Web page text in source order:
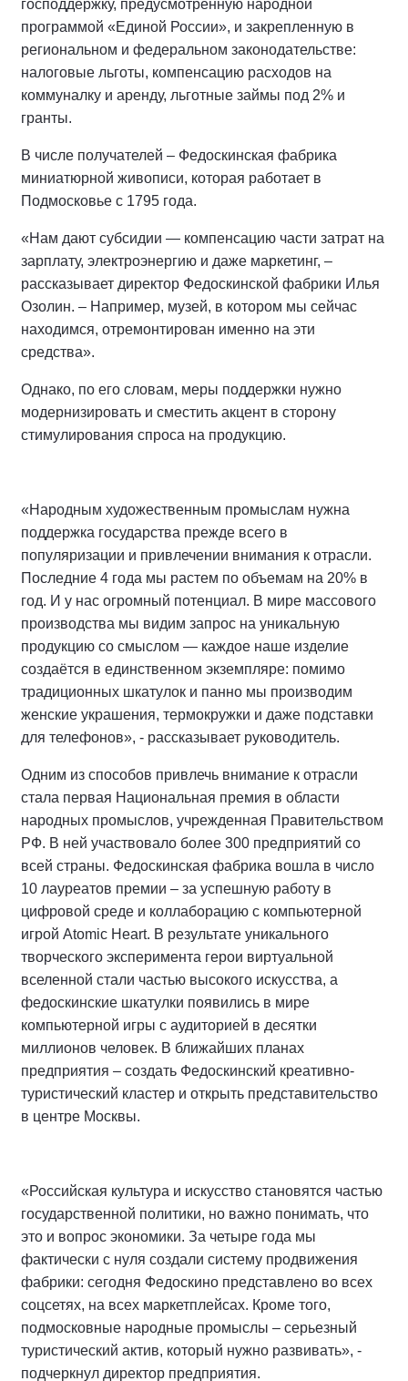
господдержку, предусмотренную народной
программой «Единой России», и закрепленную в
региональном и федеральном законодательстве:
налоговые льготы, компенсацию расходов на
коммуналку и аренду, льготные займы под 2% и
гранты.
В числе получателей – Федоскинская фабрика
миниатюрной живописи, которая работает в
Подмосковье с 1795 года.
«Нам дают субсидии — компенсацию части затрат на
зарплату, электроэнергию и даже маркетинг, –
рассказывает директор Федоскинской фабрики Илья
Озолин. – Например, музей, в котором мы сейчас
находимся, отремонтирован именно на эти
средства».
Однако, по его словам, меры поддержки нужно
модернизировать и сместить акцент в сторону
стимулирования спроса на продукцию.
«Народным художественным промыслам нужна
поддержка государства прежде всего в
популяризации и привлечении внимания к отрасли.
Последние 4 года мы растем по объемам на 20% в
год. И у нас огромный потенциал. В мире массового
производства мы видим запрос на уникальную
продукцию со смыслом — каждое наше изделие
создаётся в единственном экземпляре: помимо
традиционных шкатулок и панно мы производим
женские украшения, термокружки и даже подставки
для телефонов», - рассказывает руководитель.
Одним из способов привлечь внимание к отрасли
стала первая Национальная премия в области
народных промыслов, учрежденная Правительством
РФ. В ней участвовало более 300 предприятий со
всей страны. Федоскинская фабрика вошла в число
10 лауреатов премии – за успешную работу в
цифровой среде и коллаборацию с компьютерной
игрой Atomic Heart. В результате уникального
творческого эксперимента герои виртуальной
вселенной стали частью высокого искусства, а
федоскинские шкатулки появились в мире
компьютерной игры с аудиторией в десятки
миллионов человек. В ближайших планах
предприятия – создать Федоскинский креативно-
туристический кластер и открыть представительство
в центре Москвы.
«Российская культура и искусство становятся частью
государственной политики, но важно понимать, что
это и вопрос экономики. За четыре года мы
фактически с нуля создали систему продвижения
фабрики: сегодня Федоскино представлено во всех
соцсетях, на всех маркетплейсах. Кроме того,
подмосковные народные промыслы – серьезный
туристический актив, который нужно развивать», -
подчеркнул директор предприятия.